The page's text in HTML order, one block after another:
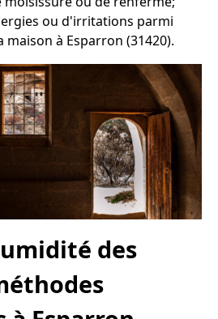
ou d'irritations parmi
maison à Esparron (31420).
des